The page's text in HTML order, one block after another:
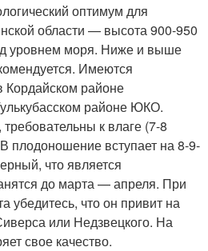
оптимум для
области — высота 900-950
уровнем моря. Ниже и выше
Имеются
Кордайском районе
районе ЮКО.
к влаге (7-8
плодоношение вступает на 8-9-
что является
до марта — апреля. При
убедитесь, что он привит на
или Недзвецкого. На
свое качество.